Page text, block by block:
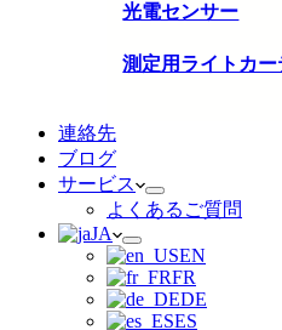
光電センサー
測定用ライトカー
連絡先
ブログ
サービス
よくあるご質問
JA
EN
FR
DE
ES